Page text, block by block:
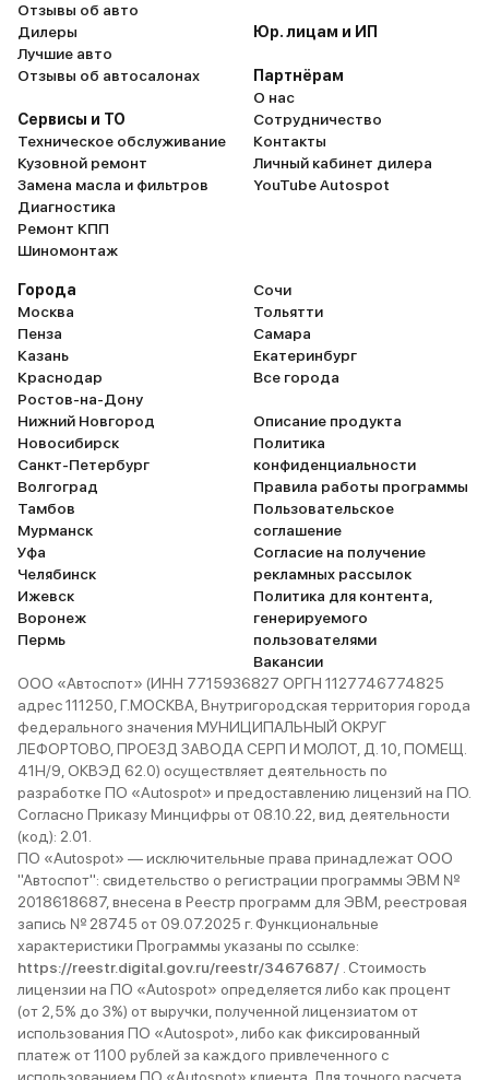
Отзывы об авто
Дилеры
Лучшие авто
Отзывы об автосалонах
Сервисы и ТО
Техническое обслуживание
Кузовной ремонт
Замена масла и фильтров
Диагностика
Ремонт КПП
Шиномонтаж
Юр. лицам и ИП
Партнёрам
О нас
Сотрудничество
Контакты
Личный кабинет дилера
YouTube Autospot
Города
Москва
Пенза
Казань
Краснодар
Ростов-на-Дону
Нижний Новгород
Новосибирск
Санкт-Петербург
Волгоград
Тамбов
Мурманск
Уфа
Челябинск
Ижевск
Воронеж
Пермь
Сочи
Тольятти
Самара
Екатеринбург
Все города
Описание продукта
Политика
конфиденциальности
Правила работы программы
Пользовательское
соглашение
Согласие на получение
рекламных рассылок
Политика для контента,
генерируемого
пользователями
Вакансии
ООО «Автоспот» (ИНН 7715936827 ОРГН 1127746774825
адрес 111250, Г.МОСКВА, Внутригородская территория города
федерального значения МУНИЦИПАЛЬНЫЙ ОКРУГ
ЛЕФОРТОВО, ПРОЕЗД ЗАВОДА СЕРП И МОЛОТ, Д. 10, ПОМЕЩ.
41Н/9, ОКВЭД 62.0) осуществляет деятельность по
разработке ПО «Autospot» и предоставлению лицензий на ПО.
Согласно Приказу Минцифры от 08.10.22, вид деятельности
(код): 2.01.
ПО «Autospot» — исключительные права принадлежат ООО
"Автоспот": свидетельство о регистрации программы ЭВМ №
2018618687, внесена в Реестр программ для ЭВМ, реестровая
запись № 28745 от 09.07.2025 г. Функциональные
характеристики Программы указаны по ссылке:
https://reestr.digital.gov.ru/reestr/3467687/ . Стоимость
лицензии на ПО «Autospot» определяется либо как процент
(от 2,5% до 3%) от выручки, полученной лицензиатом от
использования ПО «Autospot», либо как фиксированный
платеж от 1100 рублей за каждого привлеченного с